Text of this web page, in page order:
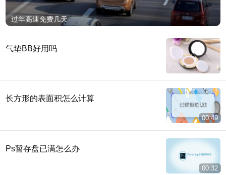
过年高速免费几天
气垫BB好用吗
长方形的表面积怎么计算
00:49
Ps暂存盘已满怎么办
00:32